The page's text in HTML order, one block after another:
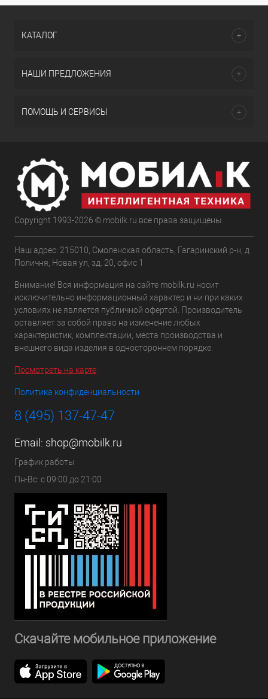
КАТАЛОГ
НАШИ ПРЕДЛОЖЕНИЯ
ПОМОЩЬ И СЕРВИСЫ
Copyright 1993-2026 © mobilk.ru все права защищены.
Наш адрес: 215010, Смоленская область, Гагаринский р-н, д
Поличня, Новая ул, зд. 20, офис 1
Внимание! Вся информация на сайте mobilk.ru носит
исключительно информационный характер и ни при каких
условиях не является публичной офертой. Производитель
оставляет за собой право на изменение любых
характеристик, комплектации, места производства и
внешнего вида изделия в одностороннем порядке.
Посмотреть на карте
Политика конфиденциальности
8 (495) 137-47-47
Email: shop@mobilk.ru
График работы
Пн-Вс: с 09:00 до 21:00
Скачайте мобильное приложение